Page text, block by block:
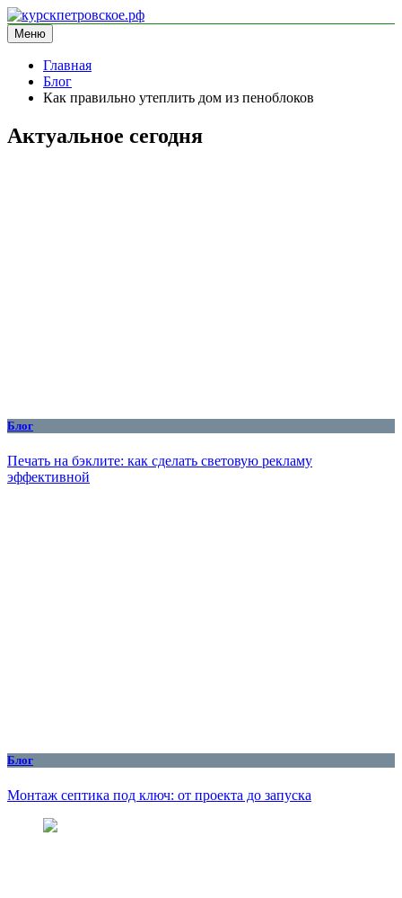
Перейти
к
содержимому
курскпетровское.рф
информационный сайт
Меню
Главная
Блог
Как правильно утеплить дом из пеноблоков
Актуальное сегодня
Блог
Печать на бэклите: как сделать световую рекламу
эффективной
Блог
Монтаж септика под ключ: от проекта до запуска